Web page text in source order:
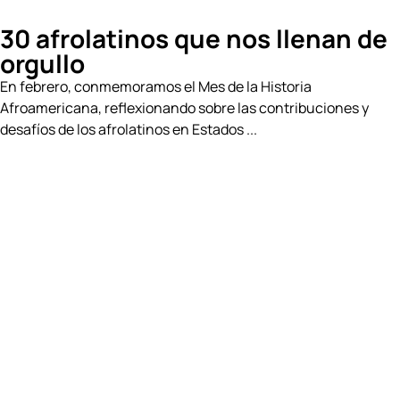
30 afrolatinos que nos llenan de
orgullo
En febrero, conmemoramos el Mes de la Historia
Afroamericana, reflexionando sobre las contribuciones y
desafíos de los afrolatinos en Estados ...